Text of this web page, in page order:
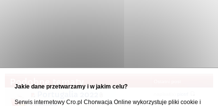
Podobne tematy
wPortugalia -
27.10.2023 22:12
Jakie dane przetwarzamy i w jakim celu?
Serwis internetowy Cro.pl Chorwacja Online wykorzystuje pliki cookie i